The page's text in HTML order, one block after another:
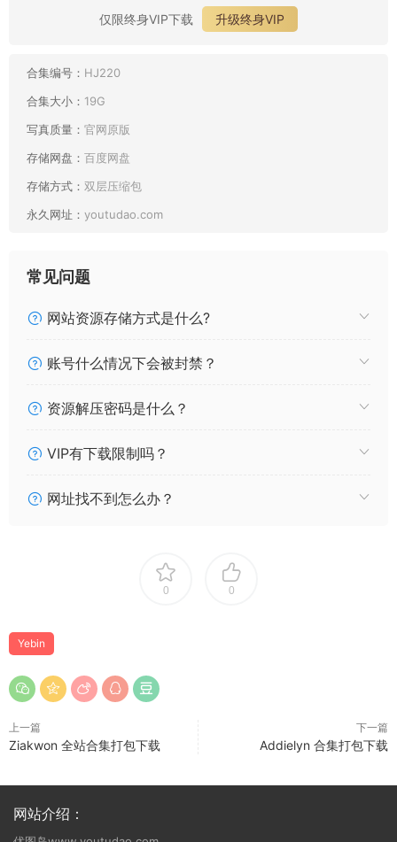
Yebin Venice Beach
Yebin Sweet Dream
Yebin Shinobu Kocho
Yebin Picnic With Love
Yebin On The Yacht
Yebin Office Look
Yebin Lingerie Wedding Vol.02
Yebin In LA
Yebin Fallen Angel
Yebin Cupid Angel
Yebin Bunny
仅限终身VIP下载
升级终身VIP
合集编号： HJ220
合集大小： 19G
写真质量： 官网原版
存储网盘： 百度网盘
存储方式： 双层压缩包
永久网址： youtudao.com
常见问题
网站资源存储方式是什么?
账号什么情况下会被封禁？
资源解压密码是什么？
VIP有下载限制吗？
网址找不到怎么办？
0 0
Yebin
上一篇
Ziakwon 全站合集打包下载
下一篇
Addielyn 合集打包下载
网站介绍：